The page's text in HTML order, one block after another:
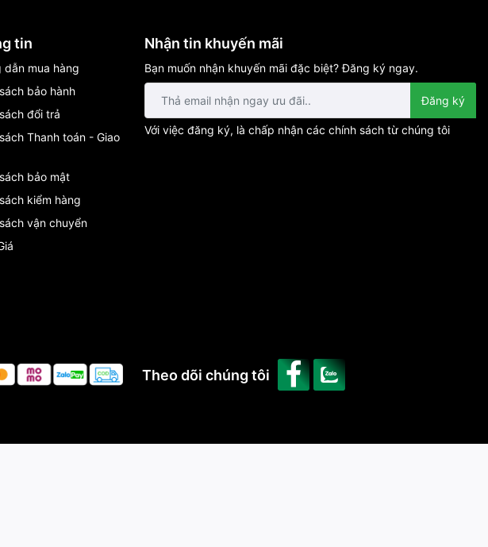
tin
dẫn mua hàng
bảo hành
đổi trả
Thanh toán - Giao
bảo mật
kiểm hàng
vận chuyển
Nhận tin khuyến mãi
Bạn muốn nhận khuyến mãi đặc biệt? Đăng ký ngay.
Đăng ký
Với việc đăng ký, là chấp nhận các chính sách từ chúng tôi
Theo dõi chúng tôi